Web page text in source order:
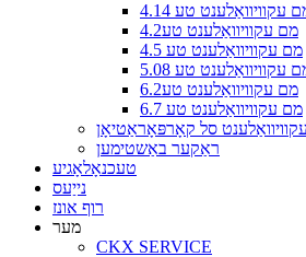
מם עקוויוואַלענט טע
4.2מם עקוויוואַלענט טע
4.5 מם עקוויוואַלענט טע
מם עקוויוואַלענט טע
6.2מם עקוויוואַלענט טע
6.7 מם עקוויוואַלענט טע
עקוויוואַלענט סל קאָרפּאָראַטיאָן
ראַקער באַשטימען
טעכנאָלאָגיע
נייַעס
רוף אונז
מער
CKX SERVICE